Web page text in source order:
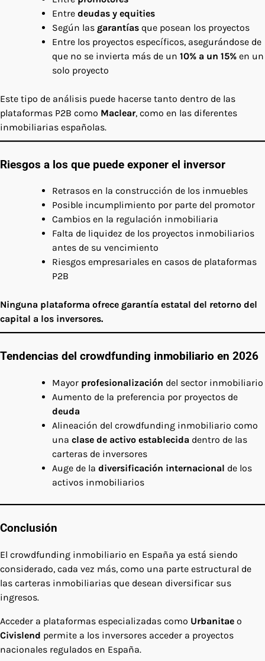
Entre deudas y equities
Según las garantías que posean los proyectos
Entre los proyectos específicos, asegurándose de
que no se invierta más de un 10% a un 15% en un
solo proyecto
Este tipo de análisis puede hacerse tanto dentro de las
plataformas P2B como Maclear, como en las diferentes
inmobiliarias españolas.
Riesgos a los que puede exponer el inversor
Retrasos en la construcción de los inmuebles
Posible incumplimiento por parte del promotor
Cambios en la regulación inmobiliaria
Falta de liquidez de los proyectos inmobiliarios
antes de su vencimiento
Riesgos empresariales en casos de plataformas
P2B
Ninguna plataforma ofrece garantía estatal del retorno del
capital a los inversores.
Tendencias del crowdfunding inmobiliario en 2026
Mayor profesionalización del sector inmobiliario
Aumento de la preferencia por proyectos de
deuda
Alineación del crowdfunding inmobiliario como
una clase de activo establecida dentro de las
carteras de inversores
Auge de la diversificación internacional de los
activos inmobiliarios
Conclusión
El crowdfunding inmobiliario en España ya está siendo
considerado, cada vez más, como una parte estructural de
las carteras inmobiliarias que desean diversificar sus
ingresos.
Acceder a plataformas especializadas como Urbanitae o
Civislend permite a los inversores acceder a proyectos
nacionales regulados en España.